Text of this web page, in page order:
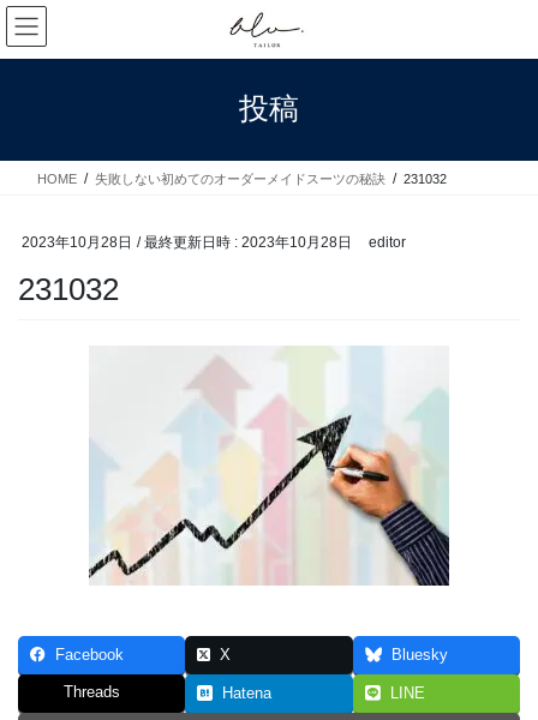
コ
ン
テ
ス
ナ
ビ
ゲ
ン
投稿
HOME 失敗しない初めてのオーダーメイドスーツの秘訣 231032
2023年10月28日 / 最終更新日時 : 2023年10月28日 editor
231032
Facebook X Bluesky
Threads Hatena LINE